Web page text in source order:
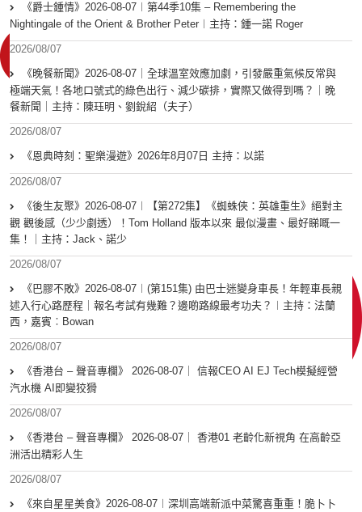
《爵士鍾情》2026-08-07︱第44季10集 – Remembering the
Nightingale of the Orient & Brother Peter︱主持：鍾一諾 Roger
2026/08/07
《晚餐新聞》2026-08-07｜全球溫室效應加劇，引發嚴重氣候反常與
極端天氣！各地口號式的綠色出行、減少碳排，實際又做得到嗎？｜晚
餐新聞｜主持：陳珏明、劉銳紹（夫子）
2026/08/07
《恩典時刻：聖樂漫遊》2026年8月07日 主持：以諾
2026/08/07
《後生友聚》2026-08-07︱【第272集】《蜘蛛俠：英雄重生》絕對主
觀 觀後感（少少劇透）！Tom Holland 版本以來 最似漫畫、最好睇嘅一
集！｜主持：Jack、諾少
2026/08/07
《巴膠不敗》2026-08-07︱(第151集) 由巴士迷變身車長！年輕車長親
述入行心路歷程｜報名考試有幾難？邊啲路線最考功夫？︱主持：法蘭
西，嘉賓︰Bowan
2026/08/07
《香港台 – 聲音專欄》 2026-08-07｜ 信報CEO AI EJ Tech模擬經營
汽水機 AI即變狡猾
2026/08/07
《香港台 – 聲音專欄》 2026-08-07｜ 香港01 老齡化新視角 在高齡亞
洲活出精彩人生
2026/08/07
《來自星星美食》2026-08-07︱深圳高端新派中菜驚喜重重！脆卜卜